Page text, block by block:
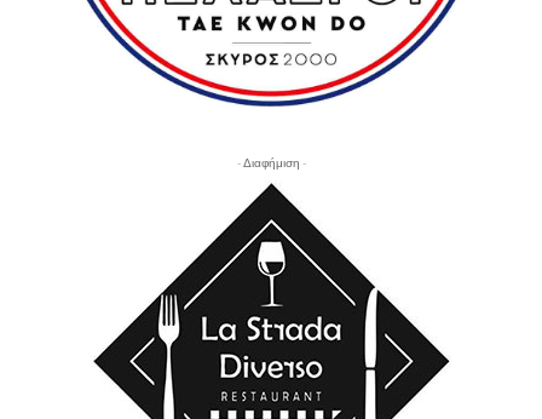
- Διαφήμιση -